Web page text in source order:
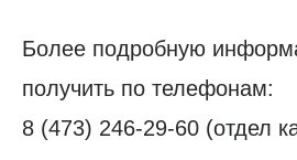
Более подробную
получить по телефонам:
8 (473) 246-29-60 (отдел